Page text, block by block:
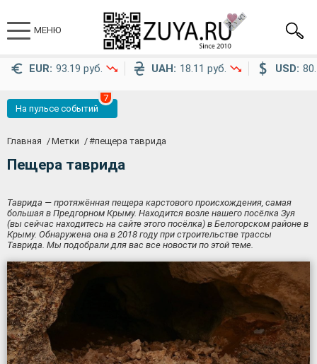
МЕНЮ
EUR: 93.19 руб. UAH: 18.11 руб. USD:
На пульсе событий
7
Главная Метки #пещера таврида
Пещера таврида
Таврида — протяжённая пещера карстового происхождения, самая
большая в Предгорном Крыму. Находится возле нашего посёлка Зуя
(вы сейчас находитесь на сайте этого посёлка) в Белогорском районе в
Крыму. Обнаружена она в 2018 году при строительстве трассы
Таврида. Мы подобрали для вас все новости по этой теме.